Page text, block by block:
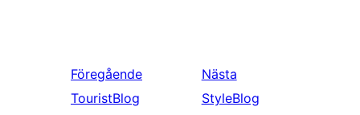
Föregående
TouristBlog
Nästa
StyleBlog